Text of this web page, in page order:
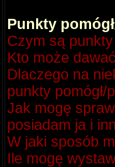
Punkty
Czym są punkty
Kto może
Dlaczego na
punkty pomógł/
Jak mogę
posiadam ja i
W jaki sposób
Ile mogę